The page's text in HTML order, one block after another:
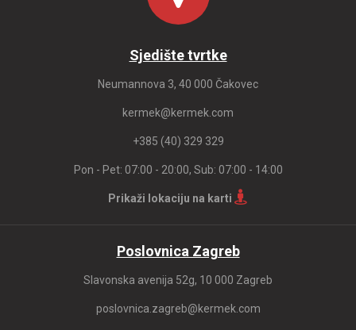
Sjedište tvrtke
Neumannova 3, 40 000 Čakovec
kermek@kermek.com
+385 (40) 329 329
Pon - Pet: 07:00 - 20:00, Sub: 07:00 - 14:00
Prikaži lokaciju na karti
Poslovnica Zagreb
Slavonska avenija 52g, 10 000 Zagreb
poslovnica.zagreb@kermek.com